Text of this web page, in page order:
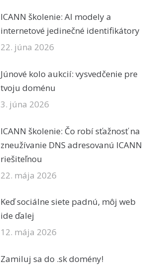
ICANN školenie: AI modely a
internetové jedinečné identifikátory
22. júna 2026
Júnové kolo aukcií: vysvedčenie pre
tvoju doménu
3. júna 2026
ICANN školenie: Čo robí sťažnosť na
zneužívanie DNS adresovanú ICANN
riešiteľnou
22. mája 2026
Keď sociálne siete padnú, môj web
ide ďalej
12. mája 2026
Zamiluj sa do .sk domény!